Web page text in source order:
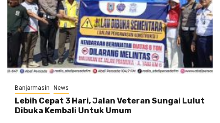
Banjarmasin News
Lebih Cepat 3 Hari, Jalan Veteran Sungai Lulut
Dibuka Kembali Untuk Umum